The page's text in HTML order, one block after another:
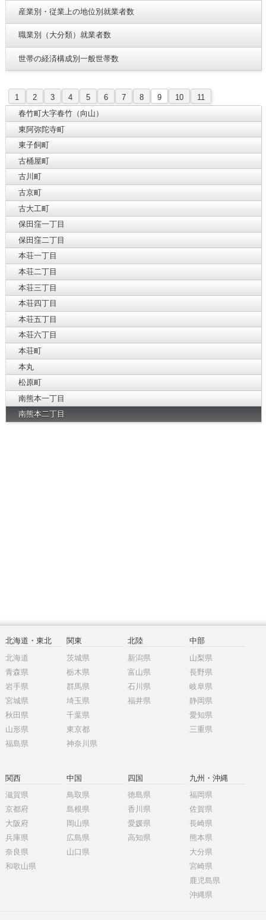
産業別・従業上の地位別就業者数
職業別（大分類）就業者数
世帯の経済構成別一般世帯数
1 2 3 4 5 6 7 8 9 10
11
春竹町大字春竹（向山）
東阿弥陀寺町
東子飼町
古桶屋町
古川町
古京町
古大工町
保田窪一丁目
保田窪二丁目
本荘一丁目
本荘二丁目
本荘三丁目
本荘四丁目
本荘五丁目
本荘六丁目
本荘町
本丸
松原町
南熊本一丁目
南熊本二丁目
北海道・東北
北海道
青森県
岩手県
宮城県
秋田県
山形県
福島県
関東
茨城県
栃木県
群馬県
埼玉県
千葉県
東京都
神奈川県
北陸
新潟県
富山県
石川県
福井県
中部
山梨県
長野県
岐阜県
静岡県
愛知県
三重県
関西
滋賀県
京都府
大阪府
兵庫県
奈良県
和歌山県
中国
鳥取県
島根県
岡山県
広島県
山口県
四国
徳島県
香川県
愛媛県
高知県
九州・沖縄
福岡県
佐賀県
長崎県
熊本県
大分県
宮崎県
鹿児島県
沖縄県